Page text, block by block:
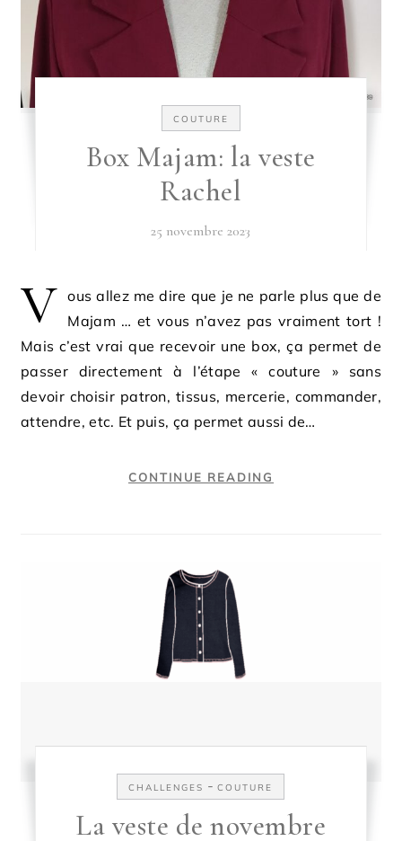
COUTURE
Box Majam: la veste
Rachel
25 novembre 2023
V ous allez me dire que je ne parle plus que de
Majam … et vous n’avez pas vraiment tort !
Mais c’est vrai que recevoir une box, ça permet de
passer directement à l’étape « couture » sans
devoir choisir patron, tissus, mercerie, commander,
attendre, etc. Et puis, ça permet aussi de…
CONTINUE READING
CHALLENGES -COUTURE
La veste de novembre